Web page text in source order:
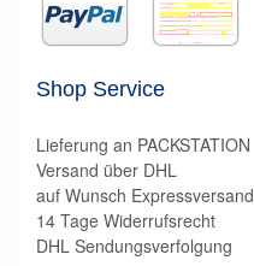
Shop Service
Lieferung an PACKSTATION
Versand über DHL
auf Wunsch Expressversand
14 Tage Widerrufsrecht
DHL Sendungsverfolgung